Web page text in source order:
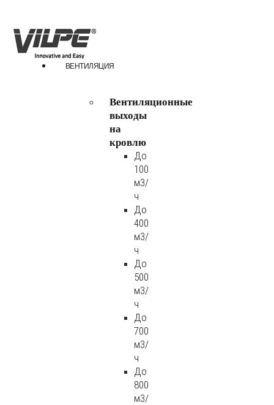
ВЕНТИЛЯЦИЯ
Вентиляционные
выходы
на
кровлю
До
100
м3/
ч
До
400
м3/
ч
До
500
м3/
ч
До
700
м3/
ч
До
800
м3/